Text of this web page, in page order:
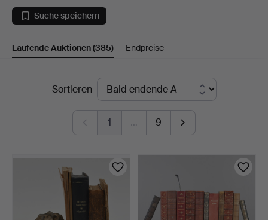
Suche speichern
Laufende Auktionen(385) Endpreise
LaufendeSortieren
1 … 9